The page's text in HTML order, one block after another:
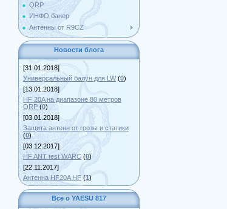
QRP
ИНФО банер
Антенны от R9CZ
Новости блога
[31.01.2018]
Универсальный балун для LW (0)
[13.01.2018]
HF 20A на диапазоне 80 метров
QRP (0)
[03.01.2018]
Защита антенн от грозы и статики
(0)
[03.12.2017]
HF ANT test WARC (0)
[22.11.2017]
Антенна HF20A HF (1)
Все о YAESU 817